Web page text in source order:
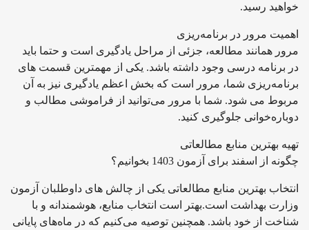
خواهید رسید.
اهمیت مرور در برنامه‌ریزی
مرور همانند مطالعه، جزئی از مراحل یادگیری است و حتما باید
در برنامه درسی وجود داشته باشد. یکی از مهمترین قسمت های
برنامه‌ریزی شما، مرور است که بخش اعظم یادگیری نیز به آن
مربوط می شود. شما با مرور می‌توانید از فراموشی مطالب و
دوباره‌خوانی جلوگیری کنید.
تهیه بهترین منابع مطالعاتی
چگونه از اسفند برای آزمون 1403 بخوانیم؟
انتخاب بهترین منابع مطالعاتی یکی از چالش های داوطلبان آزمون
وزارت بهداشت است.بهتر است انتخاب منابع، هوشمندانه و با
شناخت از خود باشد. همچنین توصیه می‌کنیم که در ماه‌های پایانی